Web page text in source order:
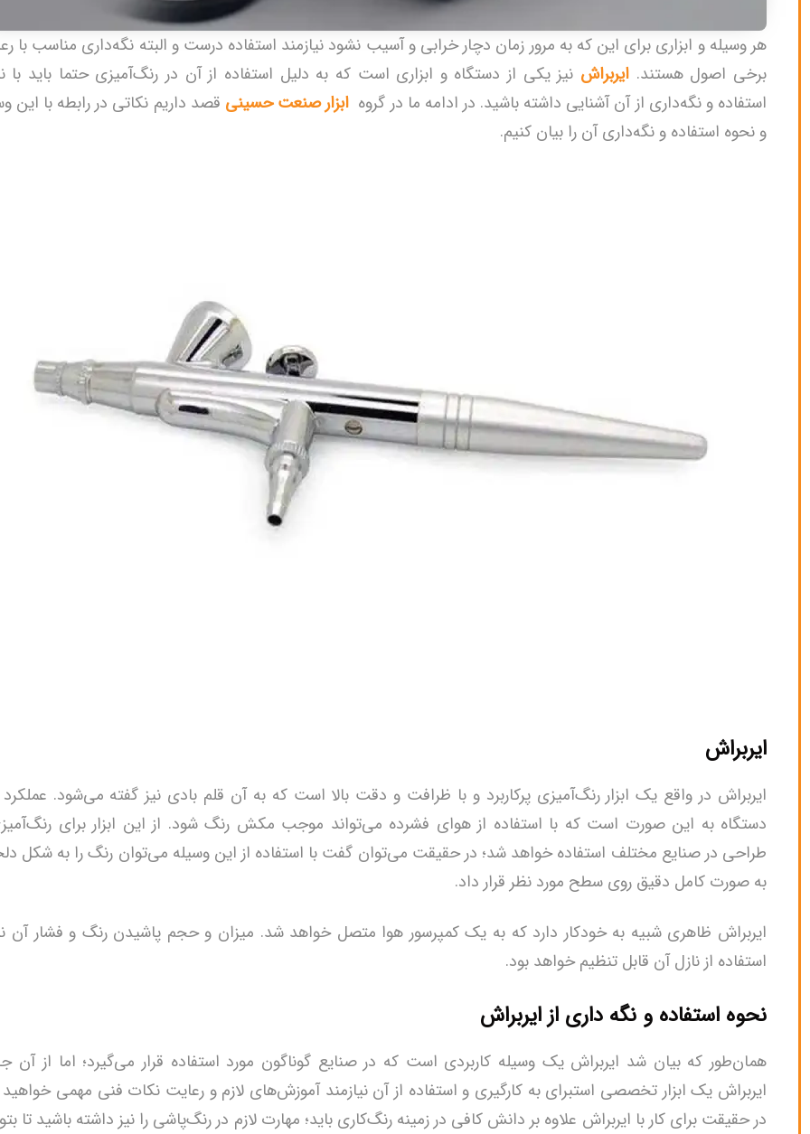
هر وسیله و ابزاری برای این که به مرور زمان دچار خرابی و آسیب نشود نیازمند استفاده درست و البته نگه‌داری مناسب با
برخی اصول هستند. ایربراش نیز یکی از دستگاه و ابزاری است که به دلیل استفاده از آن در رنگ‌آمیزی حتما باید با
استفاده و نگه‌داری از آن آشنایی داشته باشید. در ادامه ما در گروه ابزار صنعت حسینی قصد داریم نکاتی در رابطه با این
و نحوه استفاده و نگه‌داری آن را بیان کنیم.
ایربراش
ایربراش در واقع یک ابزار رنگ‌آمیزی پرکاربرد و با ظرافت و دقت بالا است که به آن قلم بادی نیز گفته می‌شود.
دستگاه به این صورت است که با استفاده از هوای فشرده می‌تواند موجب مکش رنگ شود. از این ابزار برای
طراحی در صنایع مختلف استفاده خواهد شد؛ در حقیقت می‌توان گفت با استفاده از این وسیله می‌توان رنگ را به شکل
به صورت کامل دقیق روی سطح مورد نظر قرار داد.
ایربراش ظاهری شبیه به خودکار دارد که به یک کمپرسور هوا متصل خواهد شد. میزان و حجم پاشیدن رنگ و فشار آن
استفاده از نازل آن قابل تنظیم خواهد بود.
نحوه استفاده و نگه داری از ایربراش
همان‌طور که بیان شد ایربراش یک وسیله کاربردی است که در صنایع گوناگون مورد استفاده قرار می‌گیرد؛ اما از آن
ایربراش یک ابزار تخصصی استبرای به‌ کارگیری و استفاده از آن نیازمند آموزش‌های لازم و رعایت نکات فنی مهمی خواهید
در حقیقت برای کار با ایربراش علاوه بر دانش کافی در زمینه رنگ‌کاری باید؛ مهارت لازم در رنگ‌پاشی را نیز داشته باشید تا